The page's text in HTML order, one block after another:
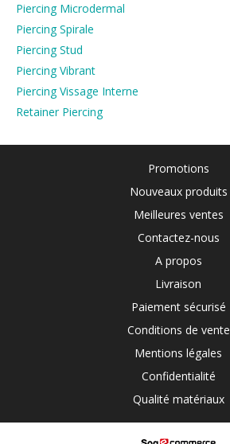
Piercing Microdermal
Piercing Spirale
Piercing Stud
Piercing Vibrant
Piercing Vissage Interne
Retainer Piercing
Promotions
Nouveaux produits
Meilleures ventes
Contactez-nous
A propos
Livraison
Paiement sécurisé
Conditions de vente
Mentions légales
Confidentialité
Qualité matériaux